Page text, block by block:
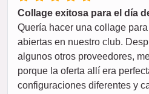
Collage exitosa para el día
Quería hacer una collage
abiertas en nuestro club.
algunos otros proveedores,
porque la oferta allí era
configuraciones diferentes y